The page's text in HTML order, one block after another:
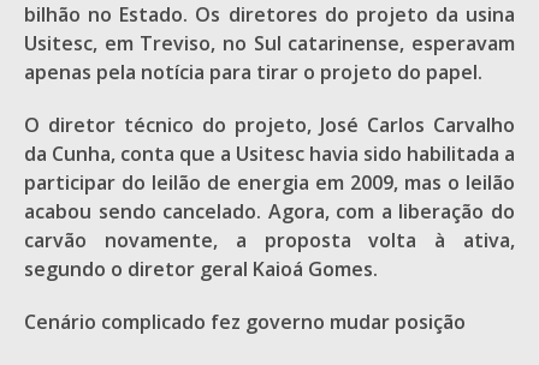
bilhão no Estado. Os diretores do projeto da usina
Usitesc, em Treviso, no Sul catarinense, esperavam
apenas pela notícia para tirar o projeto do papel.
O diretor técnico do projeto, José Carlos Carvalho
da Cunha, conta que a Usitesc havia sido habilitada a
participar do leilão de energia em 2009, mas o leilão
acabou sendo cancelado. Agora, com a liberação do
carvão novamente, a proposta volta à ativa,
segundo o diretor geral Kaioá Gomes.
Cenário complicado fez governo mudar posição